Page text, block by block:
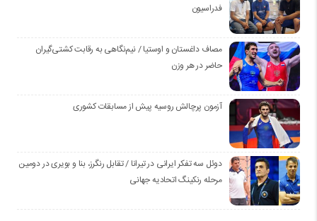
فدراسیون
مصاف داغستان و اوستیا / نیم‌نگاهی به رقابت کشتی‌گیران
حاضر در هر وزن
آزمون پرچالش روسیه پیش از مسابقات کشوری
دوئل سه تفکر ایرانی در تیرانا / تقابل رنگرز، بنا و بویری در دومین
مرحله رنکینگ اتحادیه جهانی